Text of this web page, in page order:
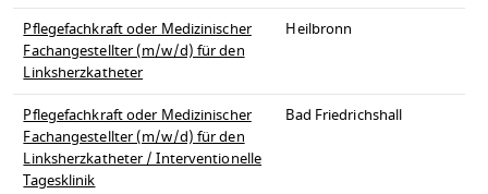
Pflegefachkraft oder Medizinischer
Fachangestellter (m/w/d) für den
Linksherzkatheter
Heilbronn
Pflegefachkraft oder Medizinischer
Fachangestellter (m/w/d) für den
Linksherzkatheter / Interventionelle
Tagesklinik
Bad Friedrichshall